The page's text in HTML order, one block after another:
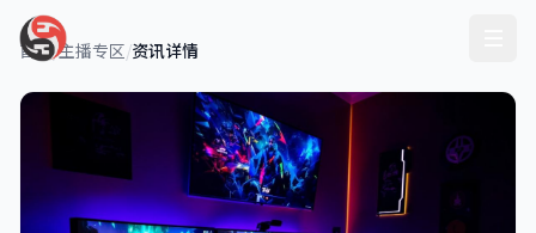
首页/主播专区/资讯详情